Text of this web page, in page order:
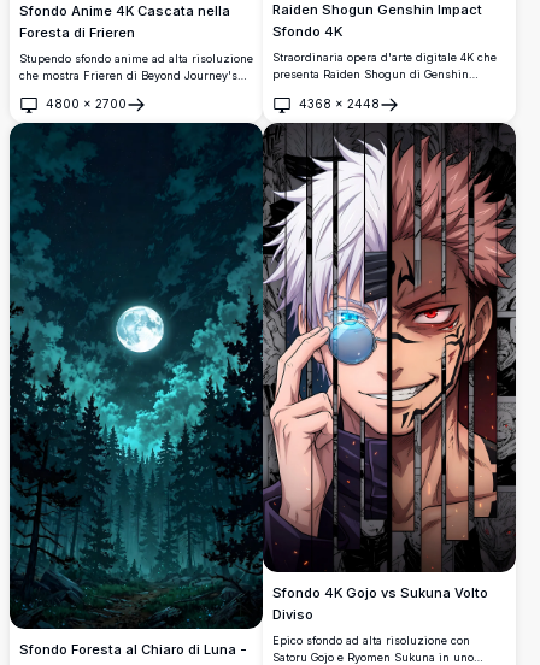
Sfondo Anime 4K Cascata nella
Foresta di Frieren
Stupendo sfondo anime ad alta risoluzione
che mostra Frieren di Beyond Journey's
mistica. La maga elfa dai capelli argentati
si trova serenamente davanti a una cascata
luminosa, circondata da una vegetazione
verde lussureggiante e un'illuminazione
magica, creando un'atmosfera incantevole
e tranquilla perfetta per qualsiasi
schermo.
4800 × 2700
Apri
Raiden Shogun Genshin Impact
Sfondo 4K
Straordinaria opera d'arte digitale 4K che
presenta Raiden Shogun di Genshin
elettro tra energia viola vorticosa e petali
di ciliegio. Illustrazione in stile anime ad
alta risoluzione perfetta per sfondi desktop
con vibrante tavolozza di colori viola e
rosa che crea un'atmosfera di scena di
battaglia epica.
4368 × 2448
Apri
Sfondo Foresta al Chiaro di Luna -
Sfondo 4K Gojo vs Sukuna Volto
Diviso
Epico sfondo ad alta risoluzione con
Satoru Gojo e Ryomen Sukuna in uno